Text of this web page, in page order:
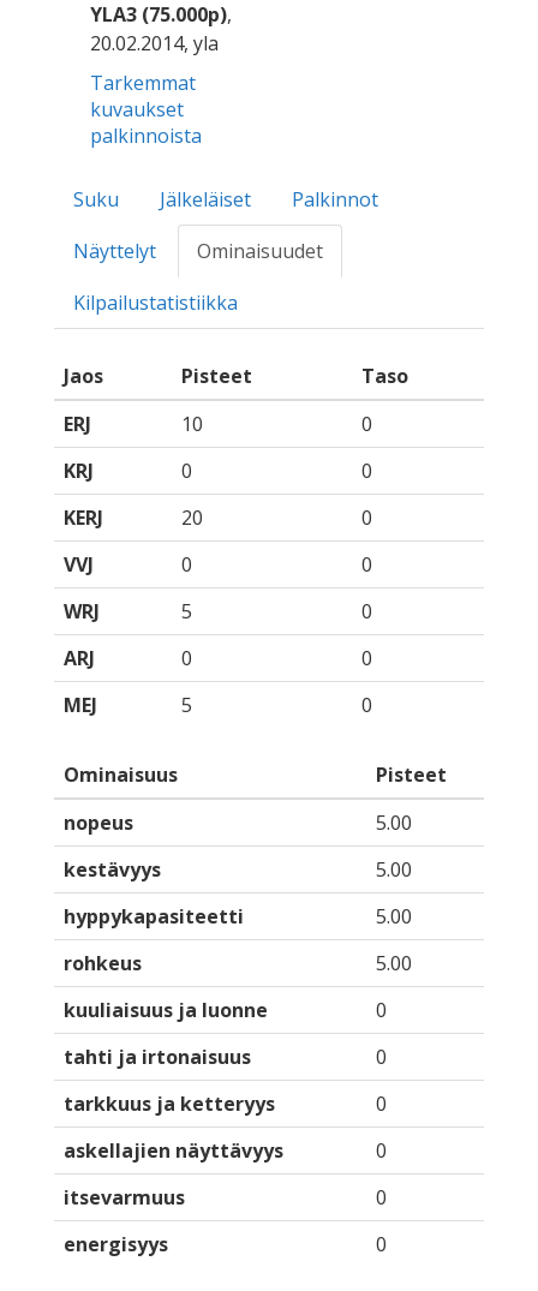
YLA3 (75.000p),
20.02.2014, yla
Tarkemmat
kuvaukset
palkinnoista
Suku Jälkeläiset
Palkinnot
Näyttelyt
Ominaisuudet
Kilpailustatistiikka
Jaos Pisteet
Taso
ERJ
10
0
KRJ
0
0
KERJ
20
0
VVJ
0
0
WRJ
5
0
ARJ
0
0
MEJ
5 0
Ominaisuus
Pisteet
nopeus
5.00
kestävyys
5.00
hyppykapasiteetti
5.00
rohkeus
5.00
kuuliaisuus ja luonne
0
tahti ja irtonaisuus
0
tarkkuus ja ketteryys
0
askellajien näyttävyys
0
itsevarmuus
0
energisyys
0